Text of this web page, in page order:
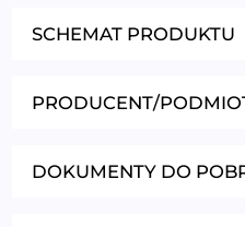
SCHEMAT PRODUKTU
PRODUCENT/
DOKUMENTY DO